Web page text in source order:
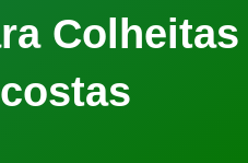
Colheitas